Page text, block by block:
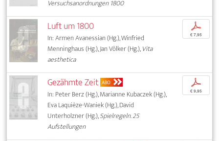
Versuchsanordnungen 1800
Luft um 1800
In: Armen Avanessian (Hg.), Winfried
Menninghaus (Hg.), Jan Völker (Hg.),Vita
aesthetica
p
€ 7,95
Gezähmte Zeit ABO
In: Peter Berz (Hg.), Marianne Kubaczek (Hg.),
Eva Laquièze-Waniek (Hg.), David
Unterholzner (Hg.),Spielregeln. 25
Aufstellungen
p
€ 9,95